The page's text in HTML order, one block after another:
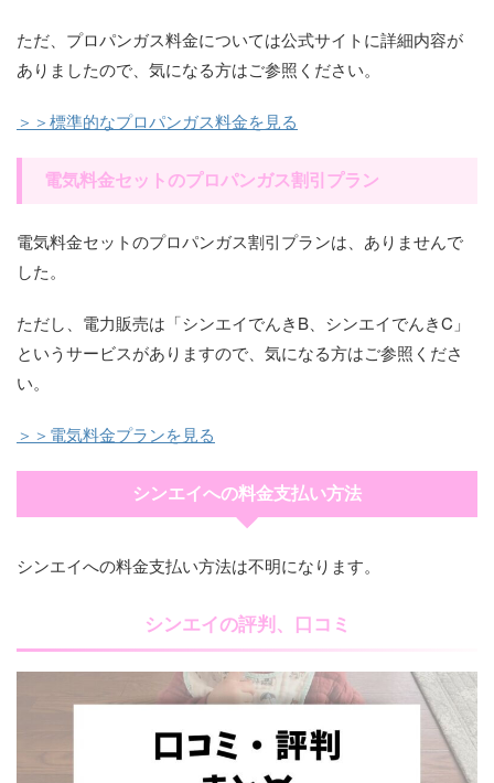
ただ、プロパンガス料金については公式サイトに詳細内容が
ありましたので、気になる方はご参照ください。
＞＞標準的なプロパンガス料金を見る
電気料金セットのプロパンガス割引プラン
電気料金セットのプロパンガス割引プランは、ありませんで
した。
ただし、電力販売は「シンエイでんきB、シンエイでんきC」
というサービスがありますので、気になる方はご参照くださ
い。
＞＞電気料金プランを見る
シンエイへの料金支払い方法
シンエイへの料金支払い方法は不明になります。
シンエイの評判、口コミ